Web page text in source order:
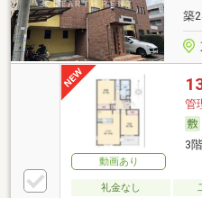
築
動画あり
管
3
礼金なし